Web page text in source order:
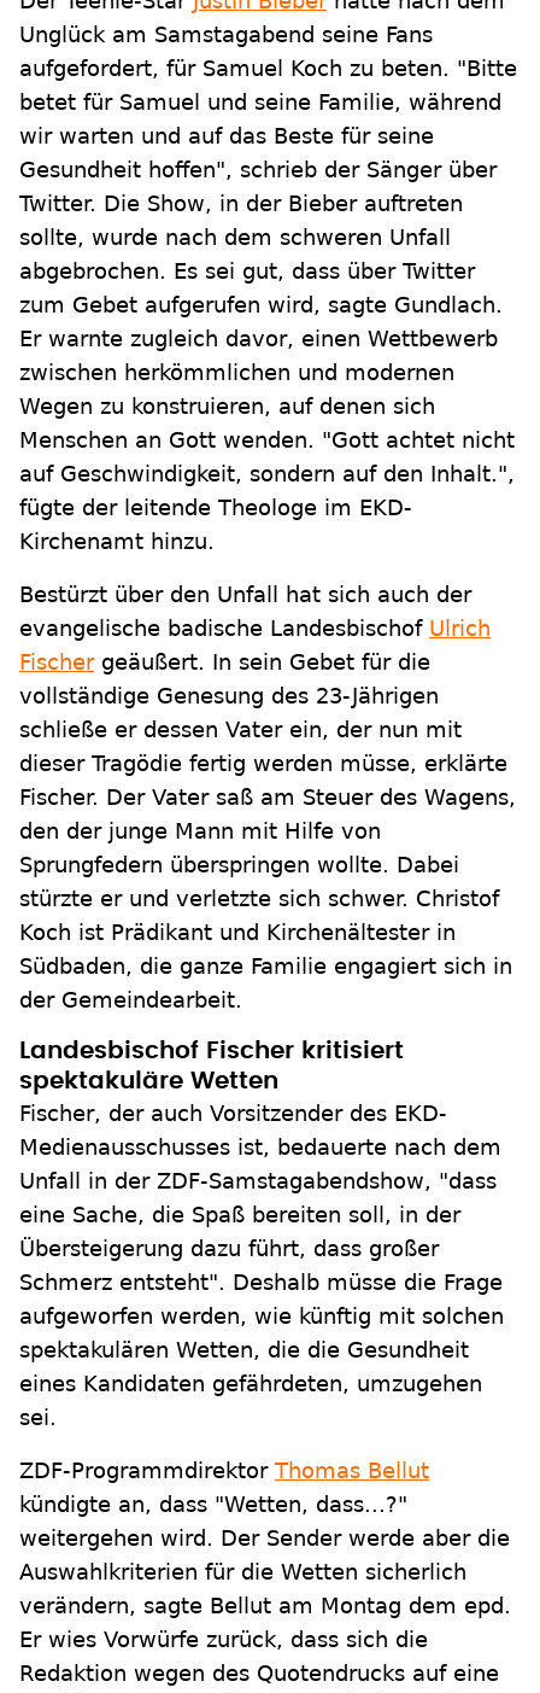
Unglück am Samstagabend seine Fans
aufgefordert, für Samuel Koch zu beten. "Bitte
betet für Samuel und seine Familie, während
wir warten und auf das Beste für seine
Gesundheit hoffen", schrieb der Sänger über
Twitter. Die Show, in der Bieber auftreten
sollte, wurde nach dem schweren Unfall
abgebrochen. Es sei gut, dass über Twitter
zum Gebet aufgerufen wird, sagte Gundlach.
Er warnte zugleich davor, einen Wettbewerb
zwischen herkömmlichen und modernen
Wegen zu konstruieren, auf denen sich
Menschen an Gott wenden. "Gott achtet nicht
auf Geschwindigkeit, sondern auf den Inhalt.",
fügte der leitende Theologe im EKD-
Kirchenamt hinzu.
Bestürzt über den Unfall hat sich auch der
evangelische badische Landesbischof Ulrich
Fischergeäußert. In sein Gebet für die
vollständige Genesung des 23-Jährigen
schließe er dessen Vater ein, der nun mit
dieser Tragödie fertig werden müsse, erklärte
Fischer. Der Vater saß am Steuer des Wagens,
den der junge Mann mit Hilfe von
Sprungfedern überspringen wollte. Dabei
stürzte er und verletzte sich schwer. Christof
Koch ist Prädikant und Kirchenältester in
Südbaden, die ganze Familie engagiert sich in
der Gemeindearbeit.
Landesbischof Fischer kritisiert
spektakuläre Wetten
Fischer, der auch Vorsitzender des EKD-
Medienausschusses ist, bedauerte nach dem
Unfall in der ZDF-Samstagabendshow, "dass
eine Sache, die Spaß bereiten soll, in der
Übersteigerung dazu führt, dass großer
Schmerz entsteht". Deshalb müsse die Frage
aufgeworfen werden, wie künftig mit solchen
spektakulären Wetten, die die Gesundheit
eines Kandidaten gefährdeten, umzugehen
sei.
ZDF-Programmdirektor Thomas Bellut
kündigte an, dass "Wetten, dass...?"
weitergehen wird. Der Sender werde aber die
Auswahlkriterien für die Wetten sicherlich
verändern, sagte Bellut am Montag dem epd.
Er wies Vorwürfe zurück, dass sich die
Redaktion wegen des Quotendrucks auf eine